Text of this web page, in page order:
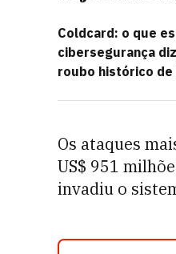
Coldcard: o que
cibersegurança
roubo histórico
Os ataques
US$ 951
invadiu o